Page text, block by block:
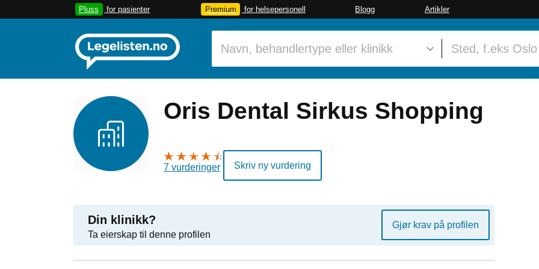
Pluss for pasienter Premium for helsepersonell Blogg Artikler
Oris Dental Sirkus Shopping
7 vurderinger Skriv ny vurdering
Din klinikk?
Ta eierskap til denne profilen
Gjør krav på profilen